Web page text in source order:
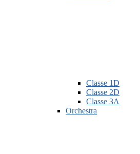
Classe 1D
Classe 2D
Classe 3A
Orchestra